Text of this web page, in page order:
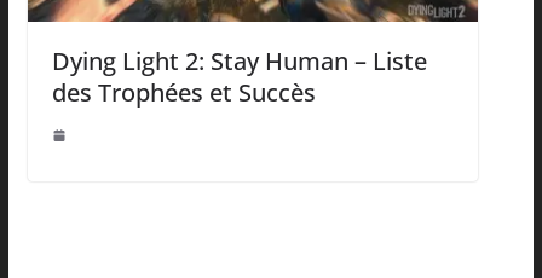
Dying Light 2: Stay Human – Liste
des Trophées et Succès